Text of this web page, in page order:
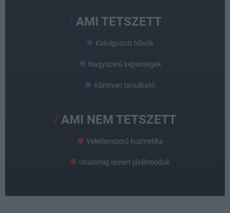
AMI TETSZETT
Kidolgozott hősök
Nagyszerű képességek
Könnyen tanulható
AMI NEM TETSZETT
Véletlenszerű kozmetika
Unalomig ismert játékmódok